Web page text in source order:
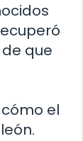
que
el